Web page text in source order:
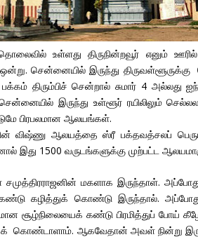
உள்ளது திருநின்றவூர் எனும்
சென்னையில் இருந்து திருவள்ளூருக்கு
திரும்பிச் சென்றால் சுமார் 4
சென்னையில் இருந்து உள்ளூர் ரயிலிலும்
பிரபலமான ஆலயங்கள்.
விஷ்ணு ஆலயத்தை ஸ்ரீ பக்தவத்சலப்
இது 1500 வருடங்களுக்கு முற்பட்ட
மகளாக இருந்தாள்.
கழித்துக் கொண்டு இருந்தால்.
சூழ்நிலையைக் கண்டு பிரமித்துப் போய் கீழே
கொண்டாளாம். ஆகவேதான் அவள் நின்று